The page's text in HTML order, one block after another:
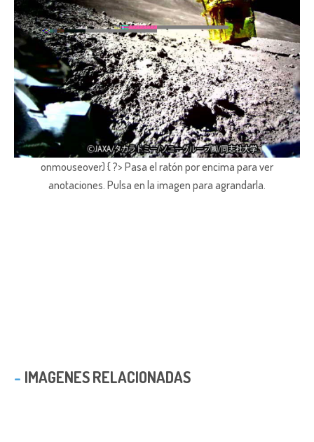
onmouseover) { ?> Pasa el ratón por encima para ver
anotaciones. Pulsa en la imagen para agrandarla.
IMAGENES RELACIONADAS